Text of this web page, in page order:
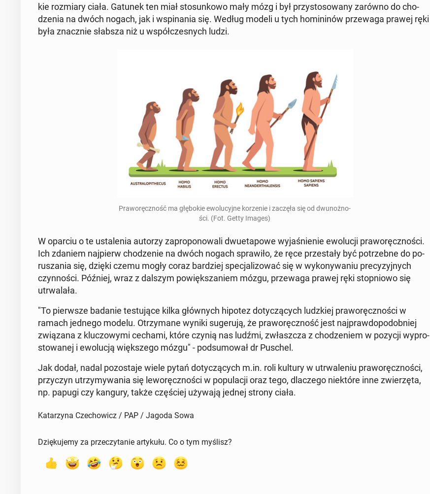
kie roz­mia­ry ciała. Gatunek ten miał sto­sun­ko­wo mały mózg i był przy­sto­so­wa­ny zarówno do cho­
dze­nia na dwóch nogach, jak i wspi­na­nia się. Według modeli u tych ho­mi­ni­nów prze­wa­ga prawej ręki
była znacz­nie słabsza niż u współ­cze­snych ludzi.
Pra­wo­ręcz­ność ma głę­bo­kie ewo­lu­cyj­ne ko­rze­nie i zaczęła się od dwu­noż­no­
ści. (Fot. Getty Images)
W oparciu o te usta­le­nia autorzy za­pro­po­no­wa­li dwu­eta­po­we wy­ja­śnie­nie ewo­lu­cji pra­wo­ręcz­no­ści.
Ich zdaniem naj­pierw cho­dze­nie na dwóch nogach spra­wi­ło, że ręce prze­sta­ły być po­trzeb­ne do po­
ru­sza­nia się, dzięki czemu mogły coraz bar­dziej spe­cja­li­zo­wać się w wy­ko­ny­wa­niu pre­cy­zyj­nych
czyn­no­ści. Później, wraz z dalszym po­więk­sza­niem mózgu, prze­wa­ga prawej ręki stop­nio­wo się
utrwa­la­ła.
"To pierw­sze badanie te­stu­ją­ce kilka głów­nych hipotez do­ty­czą­cych ludz­kiej pra­wo­ręcz­no­ści w
ramach jednego modelu. Otrzy­ma­ne wyniki su­ge­ru­ją, że pra­wo­ręcz­ność jest naj­praw­do­po­dob­niej
zwią­za­na z klu­czo­wy­mi cechami, które czynią nas ludźmi, zwłasz­cza z cho­dze­niem w pozycji wy­pro­
sto­wa­nej i ewo­lu­cją więk­sze­go mózgu" - pod­su­mo­wał dr Puschel.
Jak dodał, nadal po­zo­sta­je wiele pytań do­ty­czą­cych m.in. roli kultury w utrwa­le­niu pra­wo­ręcz­no­ści,
przy­czyn utrzy­my­wa­nia się le­wo­ręcz­no­ści w po­pu­la­cji oraz tego, dla­cze­go nie­któ­re inne zwie­rzę­ta,
np. papugi czy kangury, także czę­ściej używają jednej strony ciała.
Katarzyna Czechowicz / PAP / Jagoda Sowa
Dziękujemy za przeczytanie artykułu. Co o tym myślisz?